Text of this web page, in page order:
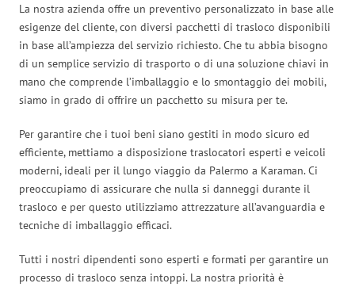
La nostra azienda offre un preventivo personalizzato in base alle
esigenze del cliente, con diversi pacchetti di trasloco disponibili
in base all’ampiezza del servizio richiesto. Che tu abbia bisogno
di un semplice servizio di trasporto o di una soluzione chiavi in
mano che comprende l’imballaggio e lo smontaggio dei mobili,
siamo in grado di offrire un pacchetto su misura per te.
Per garantire che i tuoi beni siano gestiti in modo sicuro ed
efficiente, mettiamo a disposizione traslocatori esperti e veicoli
moderni, ideali per il lungo viaggio da Palermo a Karaman. Ci
preoccupiamo di assicurare che nulla si danneggi durante il
trasloco e per questo utilizziamo attrezzature all’avanguardia e
tecniche di imballaggio efficaci.
Tutti i nostri dipendenti sono esperti e formati per garantire un
processo di trasloco senza intoppi. La nostra priorità è